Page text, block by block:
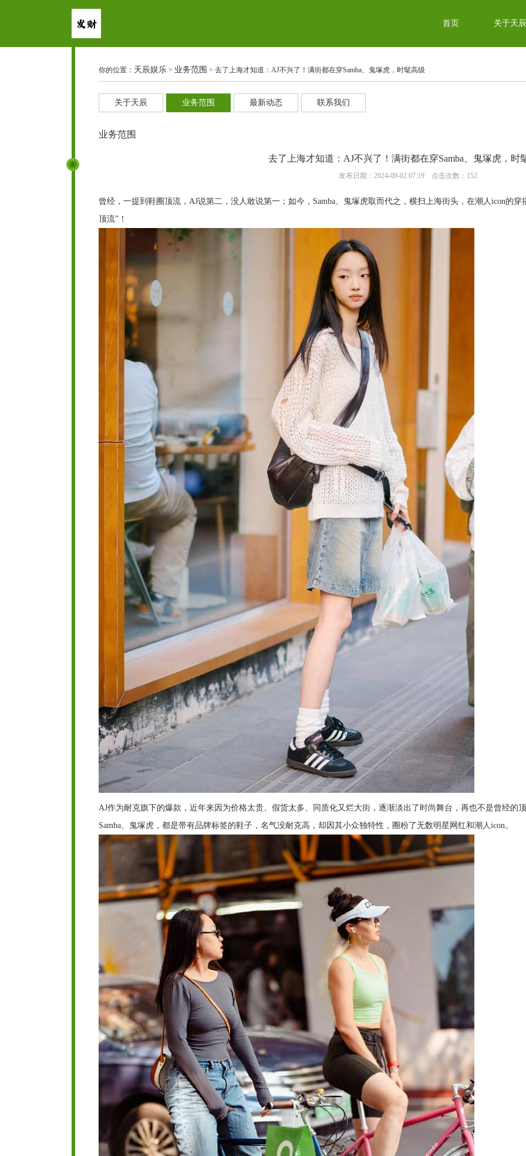
首页 关于天辰
你的位置： 天辰娱乐 > 业务范围 > 去了上海才知道：AJ不兴了！满街都在穿Samba、鬼塚虎，时髦高级
关于天辰 业务范围 最新动态 联系我们
业务范围
去了上海才知道：AJ不兴了！满街都在穿Samba、鬼塚虎，时
发布日期：2024-09-02 07:19 点击次数：152
曾经，一提到鞋圈顶流，AJ说第二，没人敢说第一；如今，Samba、鬼塚虎取而代之，横扫上海街头，在潮人icon的
顶流”！
AJ作为耐克旗下的爆款，近年来因为价格太贵、假货太多、同质化又烂大街，逐渐淡出了时尚舞台，再也不是曾经的
Samba、鬼塚虎，都是带有品牌标签的鞋子，名气没耐克高，却因其小众独特性，圈粉了无数明星网红和潮人icon。